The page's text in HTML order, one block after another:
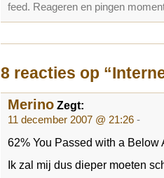
feed. Reageren en pingen
8 reacties op
Merino Zegt:
11 december 2007 @ 21:26 -
62% You Passed with a Below
Ik zal mij dus dieper moeten